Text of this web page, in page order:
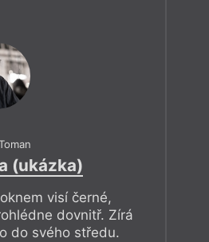
(ukázka)
visí černé,
dovnitř. Zírá
do svého středu.